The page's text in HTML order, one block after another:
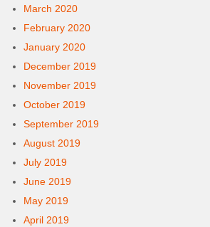
March 2020
February 2020
January 2020
December 2019
November 2019
October 2019
September 2019
August 2019
July 2019
June 2019
May 2019
April 2019